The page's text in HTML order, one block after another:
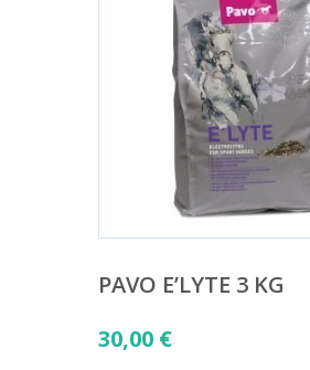
PAVO E’LYTE 3 KG
30,00 €